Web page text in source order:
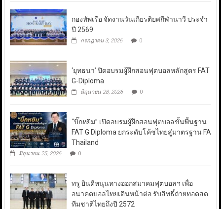
กองทัพเรือ จัดงานวันเกียรติยศกีฬานาวี ประจำ
ปี 2569
กรกฎาคม 3, 2026 0
‘ยุทธนา’ ปิดอบรมผู้ฝึกสอนฟุตบอลหลักสูตร FAT
G-Diploma
มิถุนายน 28, 2026 0
“บิ๊กหยิม” เปิดอบรมผู้ฝึกสอนฟุตบอลขั้นพื้นฐาน
FAT G Diploma ยกระดับโค้ชไทยสู่มาตรฐาน FA
Thailand
มิถุนายน 25, 2026 0
ทรู ยินดีหนุนทางออกสมาคมฟุตบอลฯ เพื่อ
อนาคตบอลไทยเดินหน้าต่อ รับสิทธิ์ถ่ายทอดสด
ทีมชาติไทยถึงปี 2572